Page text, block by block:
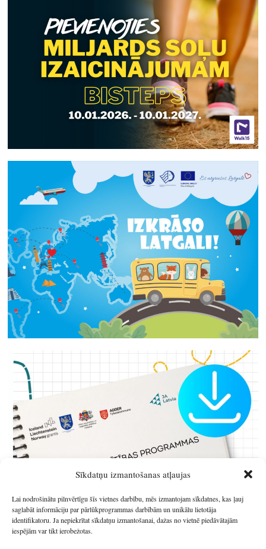
Sīkdatņu izmantošanas atļaujas
Lai nodrošinātu pilnvērtīgu šīs vietnes darbību, mēs izmantojam sīkdatnes, kas ļauj
saglabāt informāciju par pārlūkprogrammas darbībām un unikālu lietotāja
identifikatoru. Ja nepiekrītat sīkdatņu izmantošanai, dažas no vietnē piedāvātajām
iespējām var tikt ierobežotas.